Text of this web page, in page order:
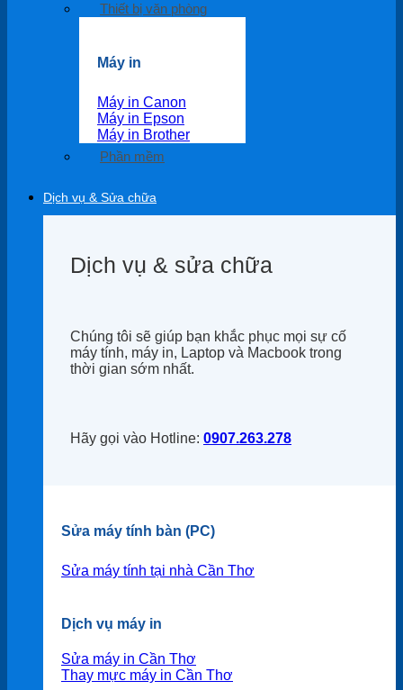
Thiết bị văn phòng
Máy in
Máy in Canon
Máy in Epson
Máy in Brother
Phần mềm
Dịch vụ & Sửa chữa
Dịch vụ & sửa chữa
Chúng tôi sẽ giúp bạn khắc phục mọi sự cố
máy tính, máy in, Laptop và Macbook trong
thời gian sớm nhất.
Hãy gọi vào Hotline: 0907.263.278
Sửa máy tính bàn (PC)
Sửa máy tính tại nhà Cần Thơ
Dịch vụ máy in
Sửa máy in Cần Thơ
Thay mực máy in Cần Thơ